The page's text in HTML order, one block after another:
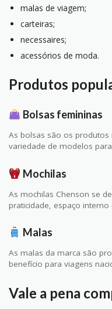
malas de viagem;
carteiras;
necessaires;
acessórios de moda.
Produtos
Bolsas femininas
As bolsas são os
variedade de modelos
Mochilas
As mochilas Chenson se
praticidade, espaço
Malas
As malas da marca são
benefício para viagens
Vale a pena